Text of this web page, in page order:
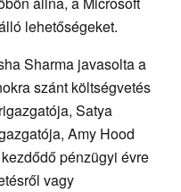
lehetőségeket.
Sharma javasolta a
szánt költségvetés
Satya
Amy Hood
pénzügyi évre
vagy